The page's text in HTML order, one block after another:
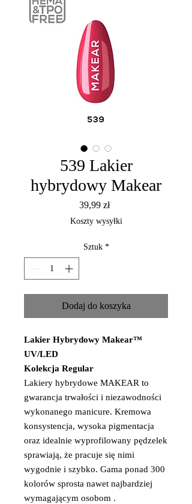
539 Lakier
hybrydowy Makear
39,99 złCena
Koszty wysyłki
Sztuk *
Dodaj do koszyka
Lakier Hybrydowy Makear™
UV/LED
Kolekcja Regular
Lakiery hybrydowe MAKEAR to
gwarancja trwałości i niezawodności
wykonanego manicure. Kremowa
konsystencja, wysoka pigmentacja
oraz idealnie wyprofilowany pędzelek
sprawiają, że pracuje się nimi
wygodnie i szybko. Gama ponad 300
kolorów sprosta nawet najbardziej
wymagającym osobom .